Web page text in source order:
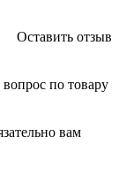
Оставить отзыв
по товару
вам